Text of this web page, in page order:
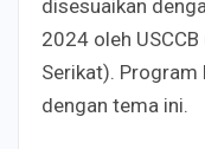
disesuaikan
2024 oleh
Serikat).
dengan tema ini.